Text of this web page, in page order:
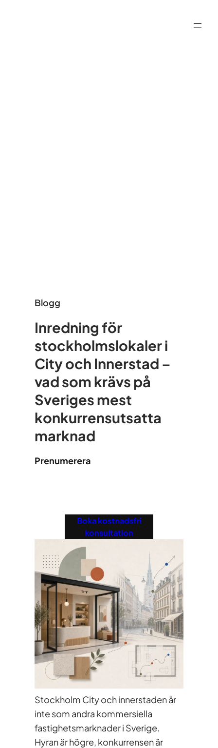
Blogg
Inredning för
stockholmslokaler i
City och Innerstad –
vad som krävs på
Sveriges mest
konkurrensutsatta
marknad
Prenumerera
Boka kostnadsfri
konsultation
Stockholm City och innerstaden är
inte som andra kommersiella
fastighetsmarknader i Sverige.
Hyran är högre, konkurrensen är